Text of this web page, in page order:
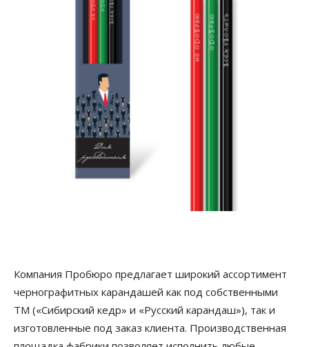
Компания Пробюро предлагает широкий ассортимент
чернографитных карандашей как под собственными
ТМ («Сибирский кедр» и «Русский карандаш»), так и
изготовленные под заказ клиента. Производственная